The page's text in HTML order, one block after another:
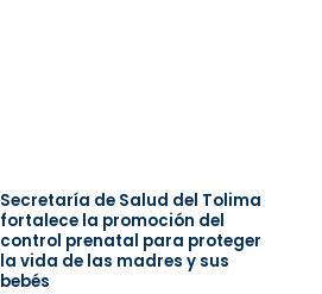
Secretaría de Salud del Tolima
fortalece la promoción del
control prenatal para proteger
la vida de las madres y sus
bebés